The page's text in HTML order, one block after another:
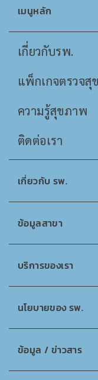
เมนูหลัก
เกี่ยวกับรพ.
แพ็กเกจตรวจสุ
ความรู้สุขภาพ
ติดต่อเรา
เกี่ยวกับ รพ.
ข้อมูลสาขา
บริการของเรา
นโยบายของ รพ.
ข้อมูล / ข่าวสาร